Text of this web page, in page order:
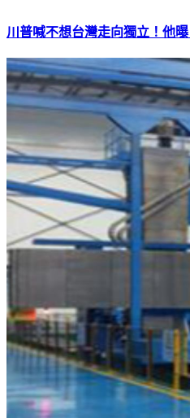
川普喊不想台灣走向獨立！他